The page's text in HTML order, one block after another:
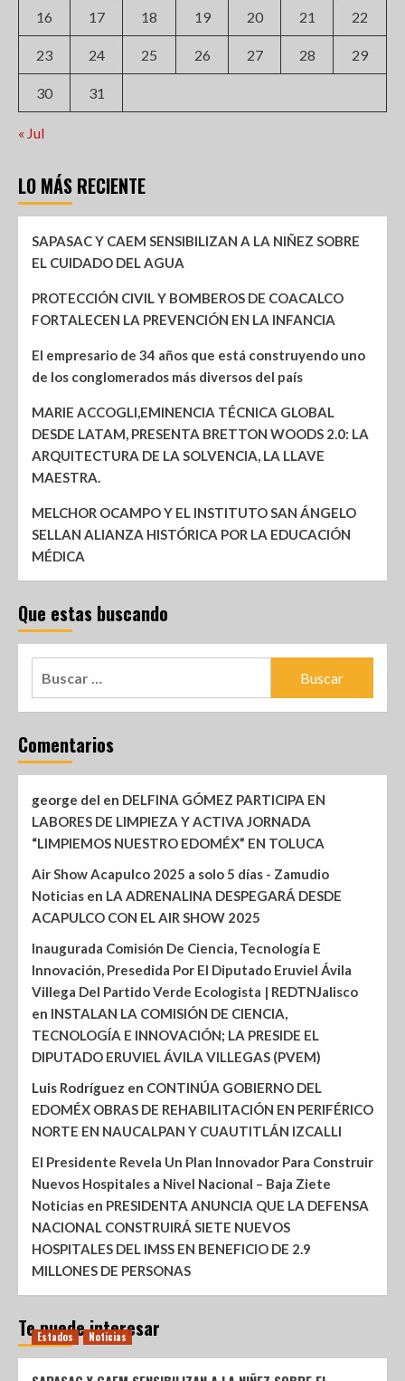
16 17 18 19 20 21 22
23 24 25 26 27 28 29
30 31
« Jul
LO MÁS RECIENTE
SAPASAC Y CAEM SENSIBILIZAN A LA NIÑEZ SOBRE
EL CUIDADO DEL AGUA
PROTECCIÓN CIVIL Y BOMBEROS DE COACALCO
FORTALECEN LA PREVENCIÓN EN LA INFANCIA
El empresario de 34 años que está construyendo uno
de los conglomerados más diversos del país
MARIE ACCOGLI,EMINENCIA TÉCNICA GLOBAL
DESDE LATAM, PRESENTA BRETTON WOODS 2.0: LA
ARQUITECTURA DE LA SOLVENCIA, LA LLAVE
MAESTRA.
MELCHOR OCAMPO Y EL INSTITUTO SAN ÁNGELO
SELLAN ALIANZA HISTÓRICA POR LA EDUCACIÓN
MÉDICA
Que estas buscando
Comentarios
george del en DELFINA GÓMEZ PARTICIPA EN
LABORES DE LIMPIEZA Y ACTIVA JORNADA
“LIMPIEMOS NUESTRO EDOMÉX” EN TOLUCA
Air Show Acapulco 2025 a solo 5 días - Zamudio
Noticias en LA ADRENALINA DESPEGARÁ DESDE
ACAPULCO CON EL AIR SHOW 2025
Inaugurada Comisión De Ciencia, Tecnología E
Innovación, Presedida Por El Diputado Eruviel Ávila
Villega Del Partido Verde Ecologista | REDTNJalisco
en INSTALAN LA COMISIÓN DE CIENCIA,
TECNOLOGÍA E INNOVACIÓN; LA PRESIDE EL
DIPUTADO ERUVIEL ÁVILA VILLEGAS (PVEM)
Luis Rodríguez en CONTINÚA GOBIERNO DEL
EDOMÉX OBRAS DE REHABILITACIÓN EN PERIFÉRICO
NORTE EN NAUCALPAN Y CUAUTITLÁN IZCALLI
El Presidente Revela Un Plan Innovador Para Construir
Nuevos Hospitales a Nivel Nacional – Baja Ziete
Noticias en PRESIDENTA ANUNCIA QUE LA DEFENSA
NACIONAL CONSTRUIRÁ SIETE NUEVOS
HOSPITALES DEL IMSS EN BENEFICIO DE 2.9
MILLONES DE PERSONAS
Te puede interesar
Estados Noticias